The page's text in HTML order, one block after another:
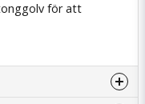
för att